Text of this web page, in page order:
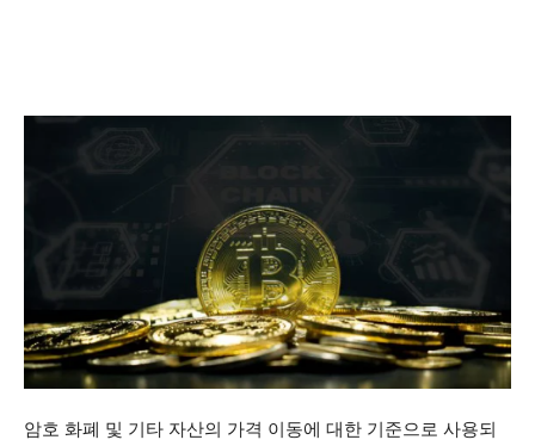
암호 화폐 및 기타 자산의 가격 이동에 대한 기준으로 사용되